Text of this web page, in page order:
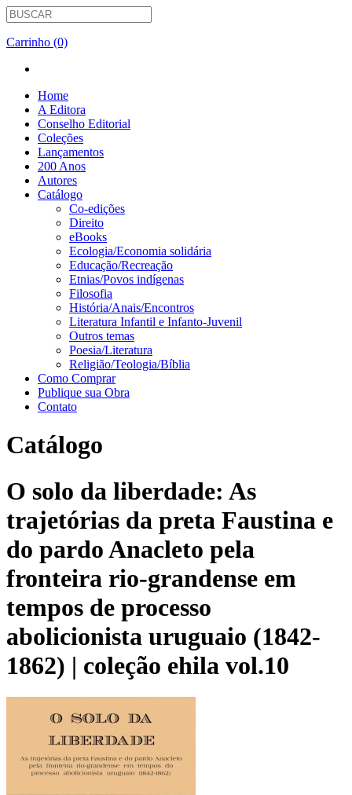
Carrinho (0)
Home
A Editora
Conselho Editorial
Coleções
Lançamentos
200 Anos
Autores
Catálogo
Co-edições
Direito
eBooks
Ecologia/Economia solidária
Educação/Recreação
Etnias/Povos indígenas
Filosofia
História/Anais/Encontros
Literatura Infantil e Infanto-Juvenil
Outros temas
Poesia/Literatura
Religião/Teologia/Bíblia
Como Comprar
Publique sua Obra
Contato
Catálogo
O solo da liberdade: As
trajetórias da preta Faustina e
do pardo Anacleto pela
fronteira rio-grandense em
tempos de processo
abolicionista uruguaio (1842-
1862) | coleção ehila vol.10